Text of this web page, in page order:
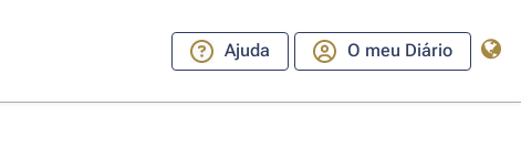
Ajuda O meu Diário